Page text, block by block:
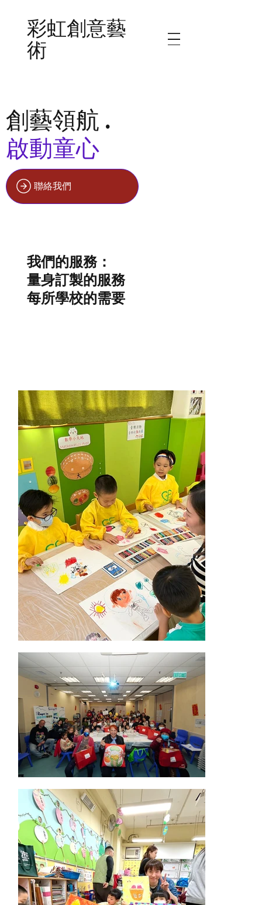
彩虹創意藝
術
我們的服務：
量身訂製的服務
每所學校的需要
創藝領航 .
啟動童心
聯絡我們